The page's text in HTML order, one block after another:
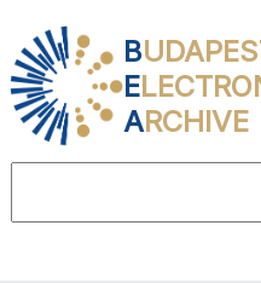
B
E
ARCHIVE